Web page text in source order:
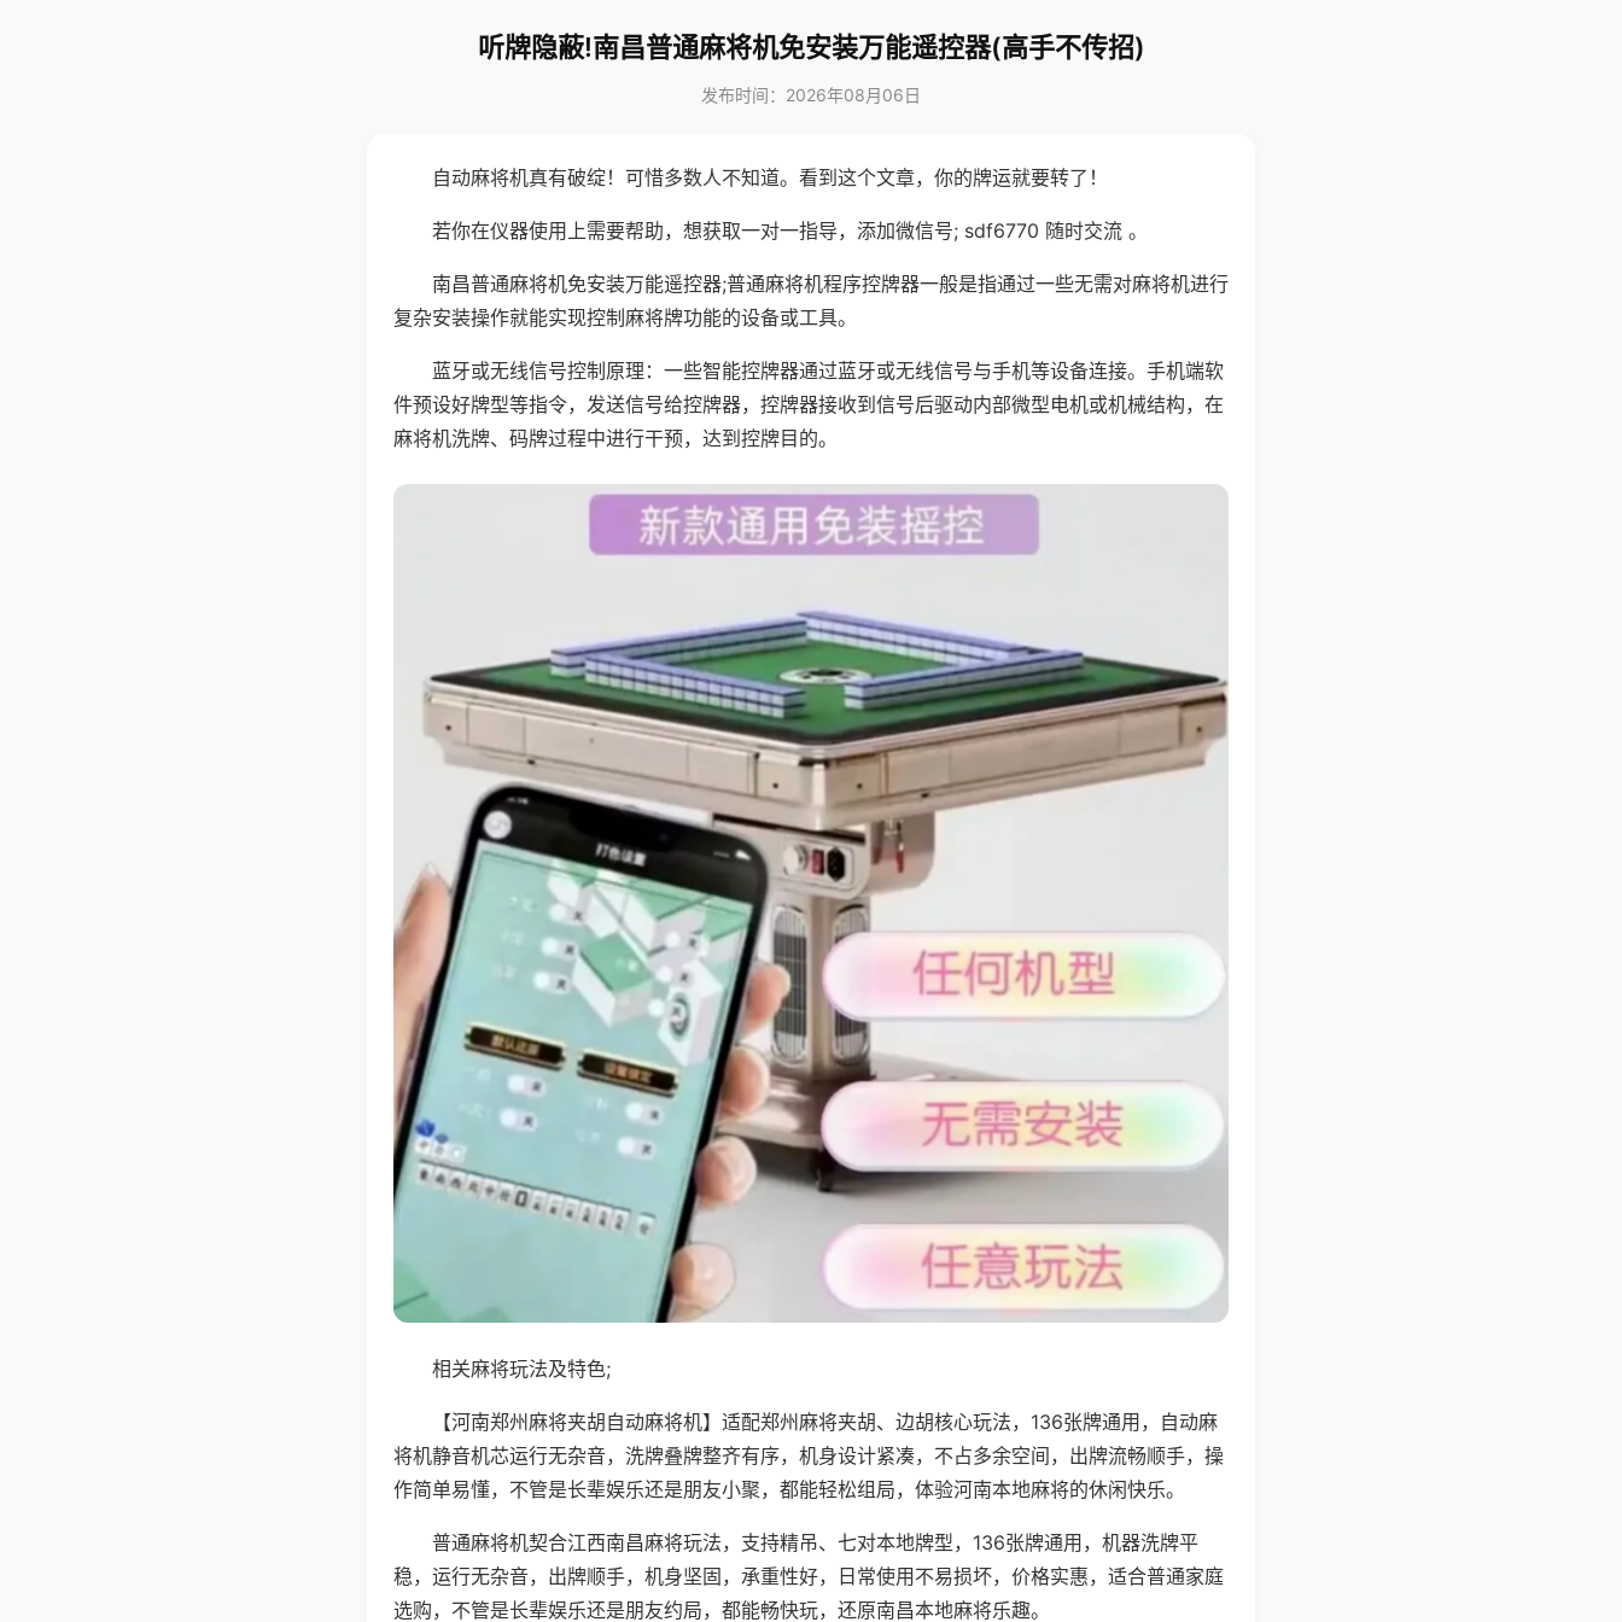
听牌隐蔽!南昌普通麻将机免安装万能遥控器(高手不传招)
发布时间：2026年08月06日
自动麻将机真有破绽！可惜多数人不知道。看到这个文章，你的牌运就要转了！
若你在仪器使用上需要帮助，想获取一对一指导，添加微信号; sdf6770 随时交流 。
南昌普通麻将机免安装万能遥控器;普通麻将机程序控牌器一般是指通过一些无需对麻将机进行
复杂安装操作就能实现控制麻将牌功能的设备或工具。
蓝牙或无线信号控制原理：一些智能控牌器通过蓝牙或无线信号与手机等设备连接。手机端软
件预设好牌型等指令，发送信号给控牌器，控牌器接收到信号后驱动内部微型电机或机械结构，在
麻将机洗牌、码牌过程中进行干预，达到控牌目的。
相关麻将玩法及特色;
【河南郑州麻将夹胡自动麻将机】适配郑州麻将夹胡、边胡核心玩法，136张牌通用，自动麻
将机静音机芯运行无杂音，洗牌叠牌整齐有序，机身设计紧凑，不占多余空间，出牌流畅顺手，操
作简单易懂，不管是长辈娱乐还是朋友小聚，都能轻松组局，体验河南本地麻将的休闲快乐。
普通麻将机契合江西南昌麻将玩法，支持精吊、七对本地牌型，136张牌通用，机器洗牌平
稳，运行无杂音，出牌顺手，机身坚固，承重性好，日常使用不易损坏，价格实惠，适合普通家庭
选购，不管是长辈娱乐还是朋友约局，都能畅快玩，还原南昌本地麻将乐趣。